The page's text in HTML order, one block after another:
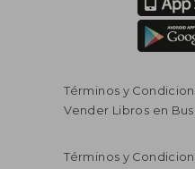
Términos y
Vender Libros en
Términos y